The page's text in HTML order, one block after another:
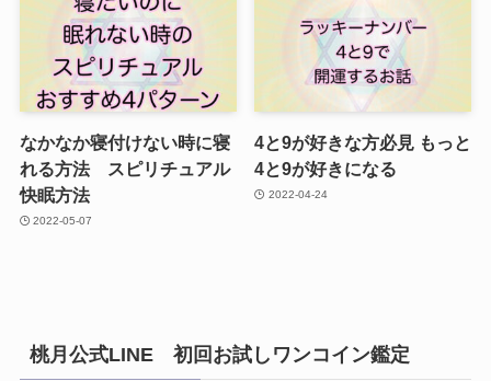
なかなか寝付けない時に寝
れる方法 スピリチュアル
快眠方法
2022-05-07
4と9が好きな方必見 もっと
4と9が好きになる
2022-04-24
桃月公式LINE 初回お試しワンコイン鑑定